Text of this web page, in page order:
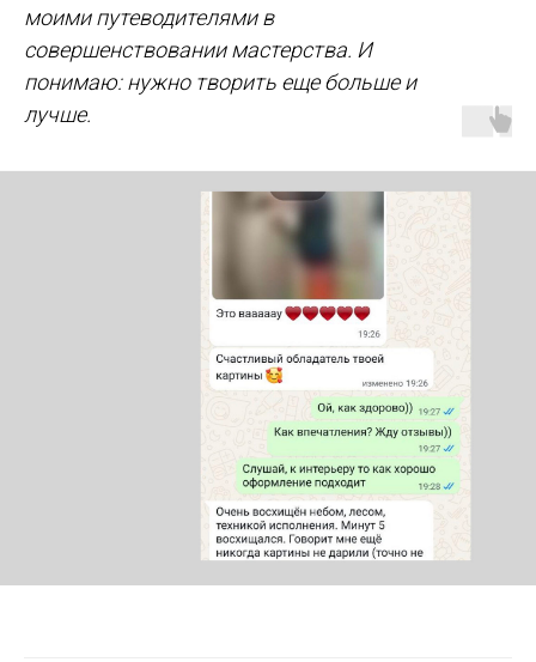
моими путеводителями в
совершенствовании мастерства. И
понимаю: нужно творить еще больше и
лучше.